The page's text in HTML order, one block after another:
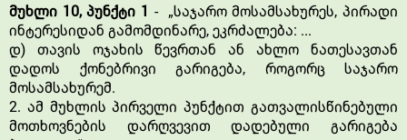
მუხლი 10, პუნქტი 1 - „საჯარო მოსამსახურეს, პირადი
ინტერესიდან გამომდინარე, ეკრძალება: ...
დ) თავის ოჯახის წევრთან ან ახლო ნათესავთან
დადოს ქონებრივი გარიგება, როგორც საჯარო
მოსამსახურემ.
2. ამ მუხლის პირველი პუნქტით გათვალისწინებული
მოთხოვნების დარღვევით დადებული გარიგება